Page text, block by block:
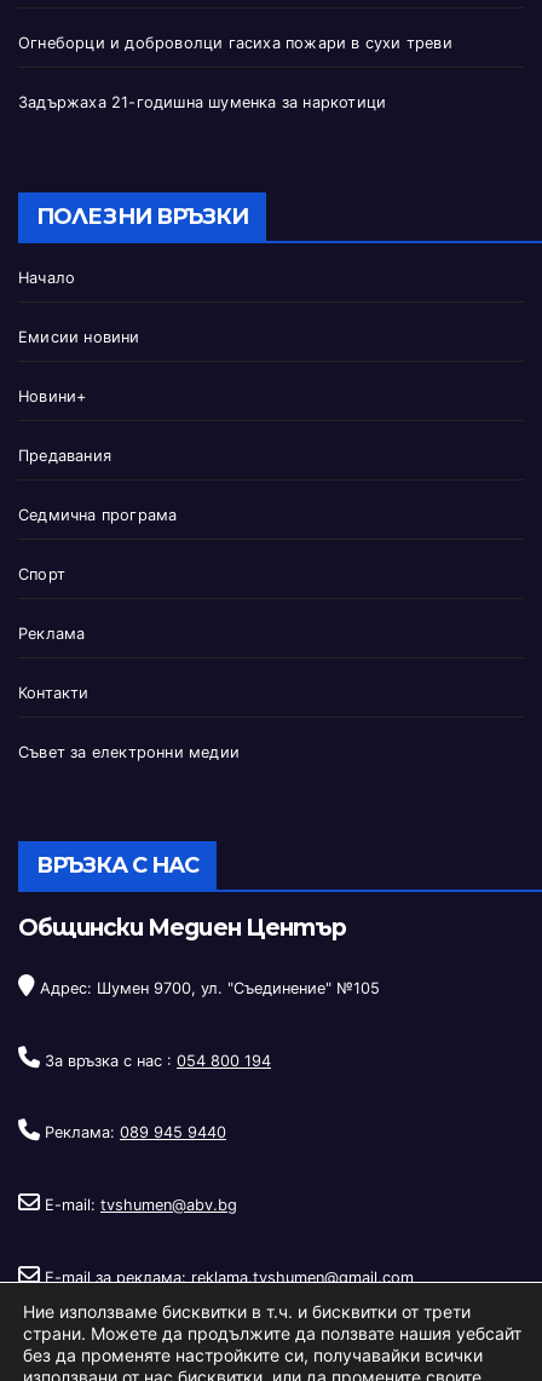
Огнеборци и доброволци гасиха пожари в сухи треви
Задържаха 21-годишна шуменка за наркотици
ПОЛЕЗНИ ВРЪЗКИ
Начало
Емисии новини
Новини+
Предавания
Седмична програма
Спорт
Реклама
Контакти
Съвет за електронни медии
ВРЪЗКА С НАС
Общински Медиен Център
Адрес: Шумен 9700, ул. "Съединение" №105
За връзка с нас : 054 800 194
Реклама: 089 945 9440
E-mail: tvshumen@abv.bg
E-mail за реклама: reklama.tvshumen@gmail.com
Ние използваме бисквитки в т.ч. и бисквитки от трети
страни. Можете да продължите да ползвате нашия уебсайт
без да променяте настройките си, получавайки всички
използвани от нас бисквитки, или да промените своите